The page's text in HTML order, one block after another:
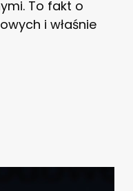
To fakt o
i właśnie